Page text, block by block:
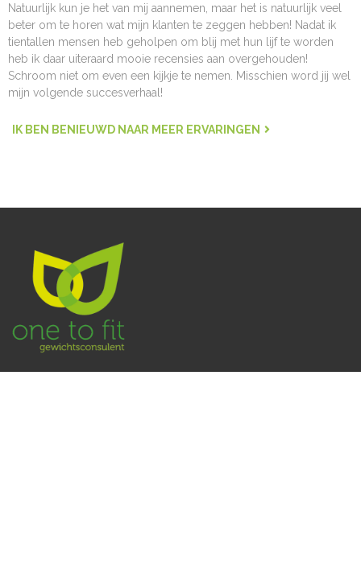
Natuurlijk kun je het van mij aannemen, maar het is natuurlijk veel
beter om te horen wat mijn klanten te zeggen hebben! Nadat ik
tientallen mensen heb geholpen om blij met hun lijf te worden
heb ik daar uiteraard mooie recensies aan overgehouden!
Schroom niet om even een kijkje te nemen. Misschien word jij wel
mijn volgende succesverhaal!
IK BEN BENIEUWD NAAR MEER ERVARINGEN